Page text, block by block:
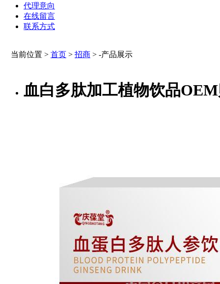
代理意向
在线留言
联系方式
当前位置 > 首页 > 招商 > -产品展示
血白多肽加工植物饮品